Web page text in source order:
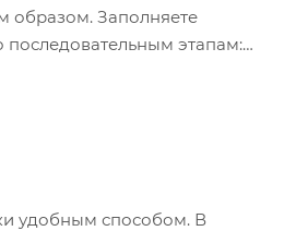
образом. Заполняете
этапам:
заказ».
удобным способом. В